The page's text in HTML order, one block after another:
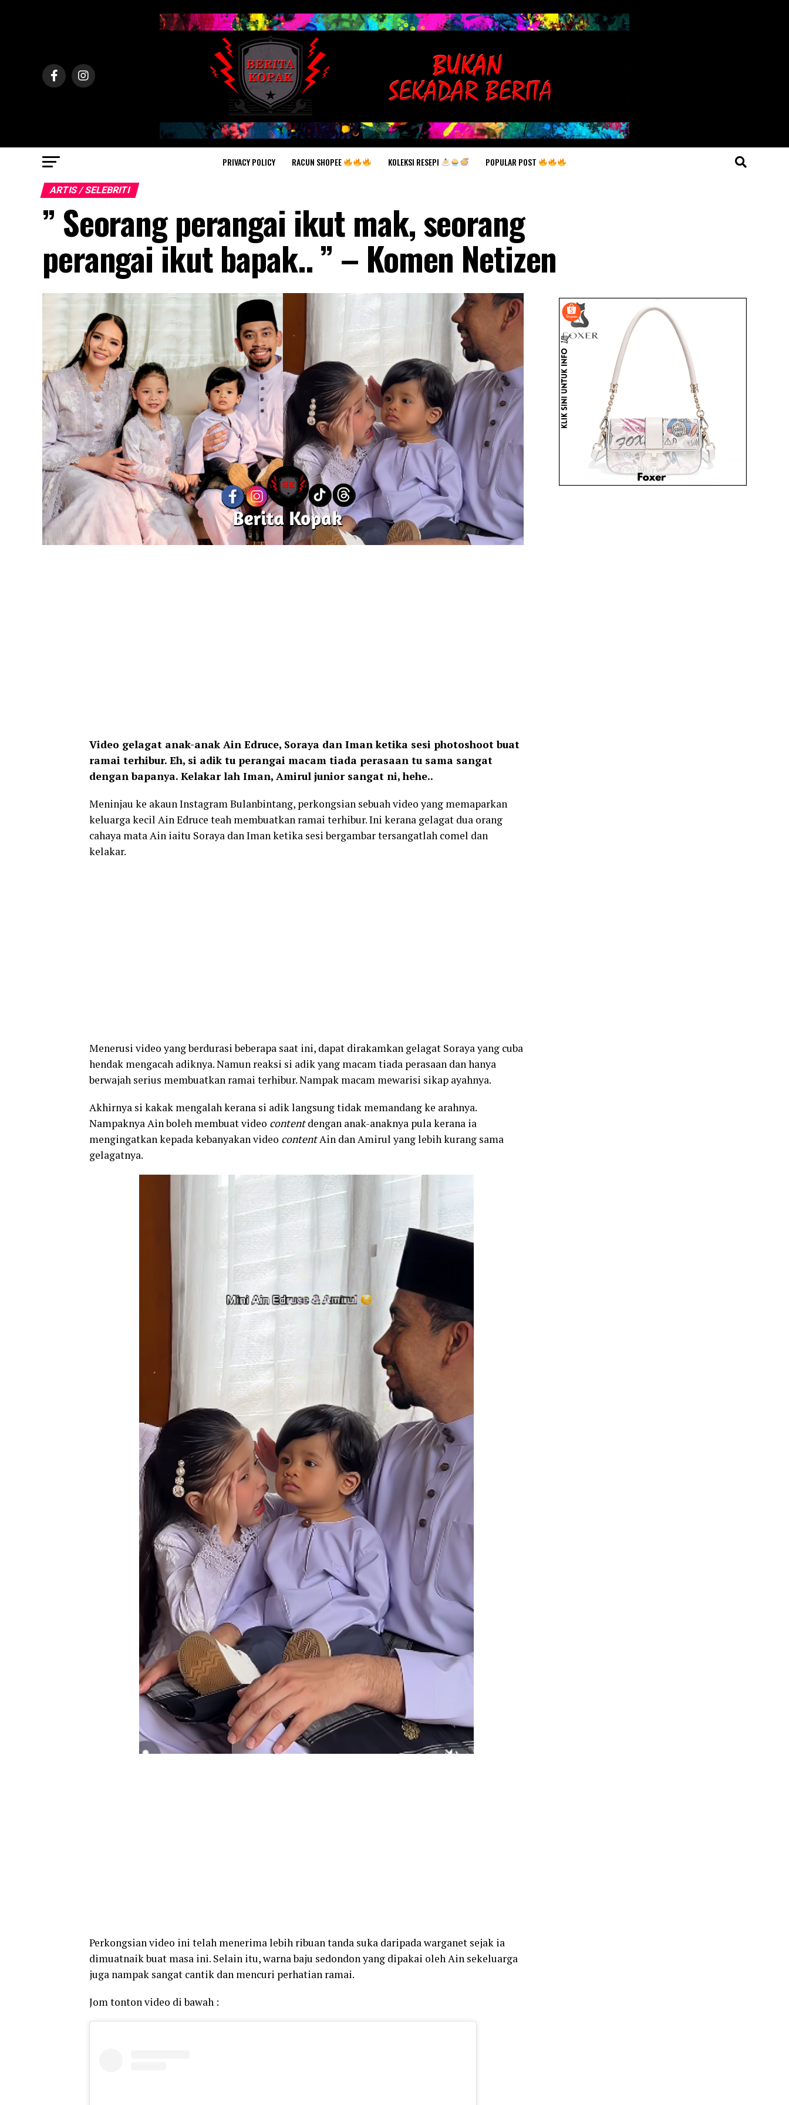
PRIVACY POLICY RACUN SHOPEE KOLEKSI RESEPI POPULAR POST
ARTIS / SELEBRITI
” Seorang perangai ikut mak, seorang
perangai ikut bapak.. ” – Komen Netizen
Video gelagat anak-anak Ain Edruce, Soraya dan Iman ketika sesi photoshoot buat
ramai terhibur. Eh, si adik tu perangai macam tiada perasaan tu sama sangat
dengan bapanya. Kelakar lah Iman, Amirul junior sangat ni, hehe..
Meninjau ke akaun Instagram Bulanbintang, perkongsian sebuah video yang memaparkan
keluarga kecil Ain Edruce teah membuatkan ramai terhibur. Ini kerana gelagat dua orang
cahaya mata Ain iaitu Soraya dan Iman ketika sesi bergambar tersangatlah comel dan
kelakar.
Menerusi video yang berdurasi beberapa saat ini, dapat dirakamkan gelagat Soraya yang cuba
hendak mengacah adiknya. Namun reaksi si adik yang macam tiada perasaan dan hanya
berwajah serius membuatkan ramai terhibur. Nampak macam mewarisi sikap ayahnya.
Akhirnya si kakak mengalah kerana si adik langsung tidak memandang ke arahnya.
Nampaknya Ain boleh membuat video contentdengan anak-anaknya pula kerana ia
mengingatkan kepada kebanyakan video contentAin dan Amirul yang lebih kurang sama
gelagatnya.
Perkongsian video ini telah menerima lebih ribuan tanda suka daripada warganet sejak ia
dimuatnaik buat masa ini. Selain itu, warna baju sedondon yang dipakai oleh Ain sekeluarga
juga nampak sangat cantik dan mencuri perhatian ramai.
Jom tonton video di bawah :